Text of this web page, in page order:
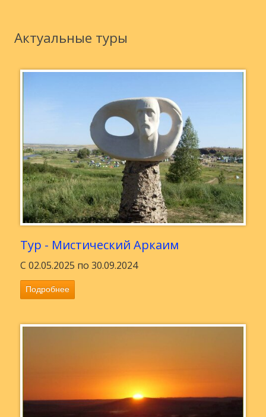
Актуальные туры
Тур - Мистический Аркаим
С 02.05.2025 по 30.09.2024
Подробнее